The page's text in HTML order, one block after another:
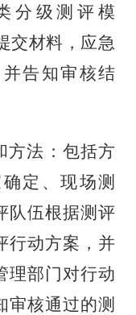
分级测评模
交材料，应急
告知审核结
方法：包括方
定、现场测
队伍根据测评
行动方案，并
理部门对行动
审核通过的测